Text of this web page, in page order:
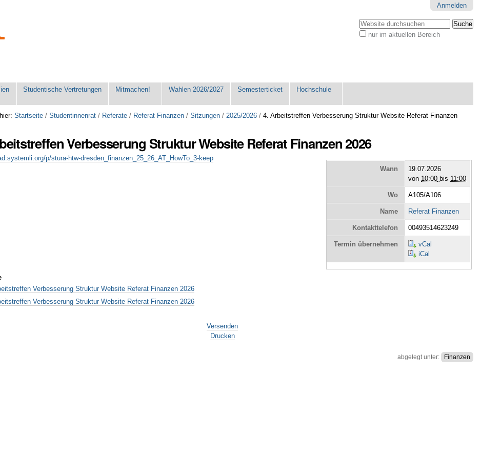
Anmelden
Website durchsuchen
nur im aktuellen Bereich
Studentische Vertretungen Mitmachen! Wahlen 2026/2027 Semesterticket Hochschule
Startseite /Studentinnenrat / Referate / Referat Finanzen /Sitzungen /2025/2026 /4. Arbeitstreffen Verbesserung Struktur Website Referat Finanzen
Verbesserung Struktur Website Referat Finanzen 2026
Wann
19.07.2026
von 10:00 bis 11:00
Wo A105/A106
Name Referat Finanzen
Kontakttelefon 00493514623249
Termin übernehmen
vCal
iCal
p/stura-htw-dresden_finanzen_25_26_AT_HowTo_3-keep
Verbesserung Struktur Website Referat Finanzen 2026
Verbesserung Struktur Website Referat Finanzen 2026
Versenden
Drucken
abgelegt unter: Finanzen